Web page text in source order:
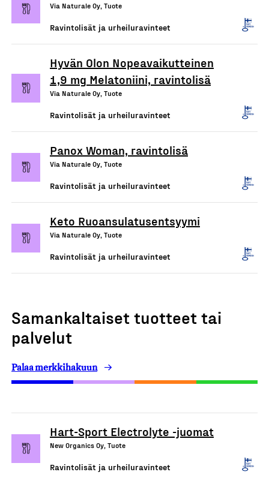
Via Naturale Oy, Tuote
Ravintolisät ja urheiluravinteet
Hyvän Olon Nopeavaikutteinen
1,9 mg Melatoniini, ravintolisä
Via Naturale Oy, Tuote
Ravintolisät ja urheiluravinteet
Panox Woman, ravintolisä
Via Naturale Oy, Tuote
Ravintolisät ja urheiluravinteet
Keto Ruoansulatusentsyymi
Via Naturale Oy, Tuote
Ravintolisät ja urheiluravinteet
Samankaltaiset tuotteet tai
palvelut
Palaa merkkihakuun
Hart-Sport Electrolyte -juomat
New Organics Oy, Tuote
Ravintolisät ja urheiluravinteet